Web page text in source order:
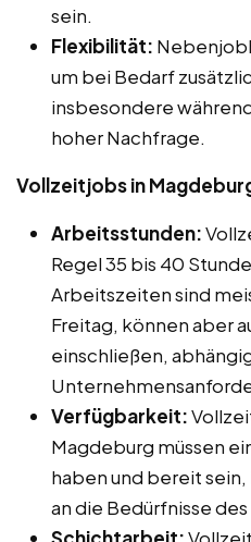
sein.
Flexibilität:
um bei Bedarf
insbesondere
hoher Nachfrage.
Vollzeitjobs in
Arbeitsstunden:
Regel 35 bis 40
Arbeitszeiten sind
Freitag, können aber
einschließen,
Verfügbarkeit:
Magdeburg müssen
haben und bereit
an die Bedürfnisse